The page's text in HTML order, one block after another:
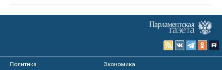
Политика
Экономика